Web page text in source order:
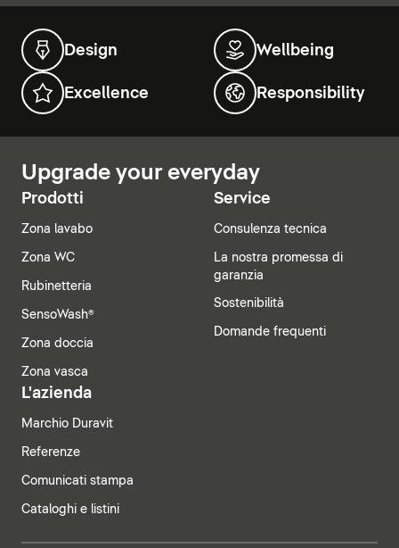
Design Wellbeing
Excellence Responsibility
Upgrade your everyday
Prodotti
Zona lavabo
Zona WC
Rubinetteria
SensoWash®
Zona doccia
Zona vasca
Service
Consulenza tecnica
La nostra promessa di
garanzia
Sostenibilità
Domande frequenti
L'azienda
Marchio Duravit
Referenze
Comunicati stampa
Cataloghi e listini